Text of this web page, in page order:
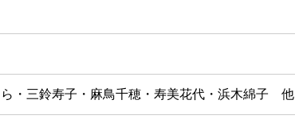
・三鈴寿子・麻鳥千穂・寿美花代・浜木綿子 他